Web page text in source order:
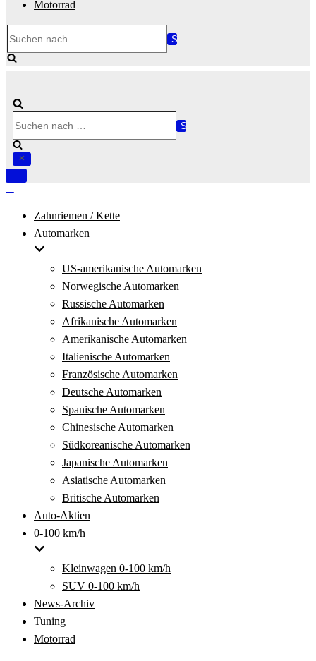
Motorrad
nach …
nach …
Navigation
Zahnriemen / Kette
Automarken
US-amerikanische Automarken
Norwegische Automarken
Russische Automarken
Afrikanische Automarken
Amerikanische Automarken
Italienische Automarken
Französische Automarken
Deutsche Automarken
Spanische Automarken
Chinesische Automarken
Südkoreanische Automarken
Japanische Automarken
Asiatische Automarken
Britische Automarken
Auto-Aktien
0-100 km/h
Kleinwagen 0-100 km/h
SUV 0-100 km/h
News-Archiv
Tuning
Motorrad